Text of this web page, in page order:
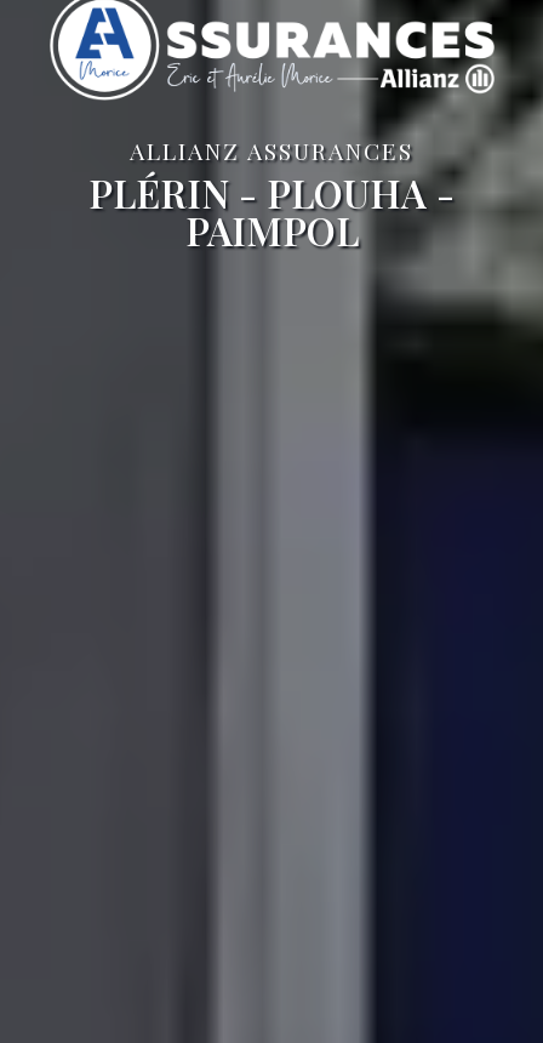
ALLIANZ ASSURANCES
PLÉRIN - PLOUHA -
PAIMPOL